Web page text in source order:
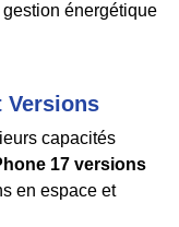
énergétique
Versions
capacités
17 versions
en espace et